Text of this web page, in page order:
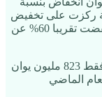
ركزت على تخفيض
التكاليف في هذا الربع، الخسارة التشغيلية انخفضت تقريبا 60% عن
إيرادات قسم الابتكار والإيرادات الأخرى كانت فقط 823 مليون يوان